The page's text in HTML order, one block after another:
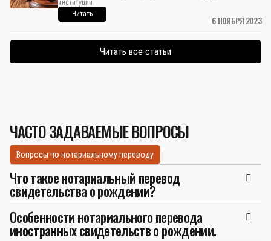
6 НОЯБРЯ 2023
институции.
Читать
Читать все статьи
ЧАСТО ЗАДАВАЕМЫЕ ВОПРОСЫ
Вопросы по нотариальному переводу
Что такое нотариальный перевод
свидетельства о рождении?
Особенности нотариального перевода
иностранных свидетельств о рождении.